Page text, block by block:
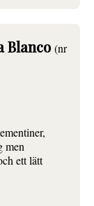
Blanco (nr
men
ett lätt